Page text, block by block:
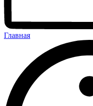
Главная